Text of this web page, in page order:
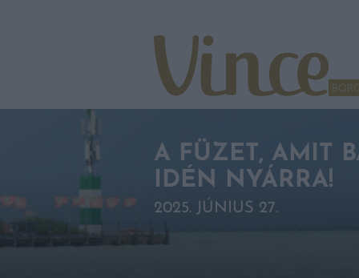
A FÜZET, AMIT
IDÉN NYÁRRA!
2025. JÚNIUS 27.